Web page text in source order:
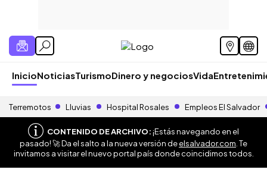
InicioNoticiasTurismoDinero y negociosVida
Terremotos Lluvias Hospital Rosales Empleos El Salvador
CONTENIDO DE ARCHIVO:¡Estás navegando en el
pasado! 🚀 Da el salto a la nueva versión deelsalvador.com . Te
invitamos a visitar el nuevo portal país donde coincidimos todos.